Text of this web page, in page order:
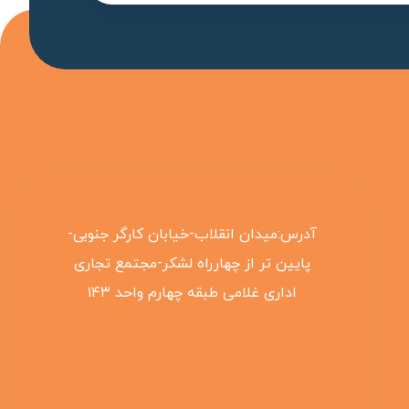
آدرس:میدان انقلاب-خیابان کارگر جنوبی-
پایین تر از چهارراه لشکر-مجتمع تجاری
اداری غلامی طبقه چهارم واحد ۱۴۳